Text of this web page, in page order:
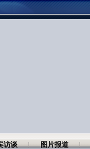
访谈 图片报道